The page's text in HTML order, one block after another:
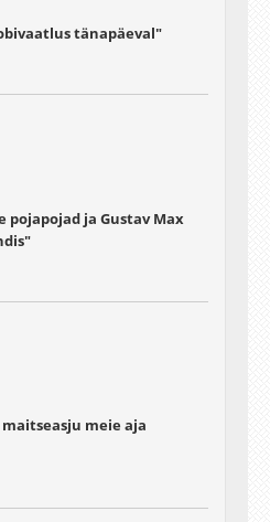
tänapäeval"
pojapojad ja Gustav Max
maitseasju meie aja